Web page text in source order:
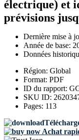
électrique) et
prévisions
Dernière mise à
Année de base:
Données
Région: Global
Format: PDF
ID du rapport:
SKU ID:
Pages: 113
Achat